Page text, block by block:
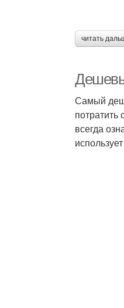
читать
Самый
всегда